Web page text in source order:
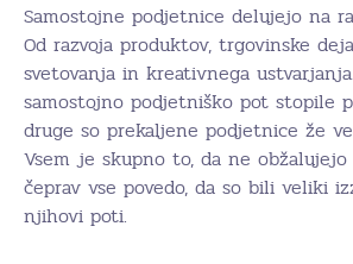
Samostojne podjetnice delujejo na
Od razvoja produktov, trgovinske
svetovanja in kreativnega
samostojno podjetniško pot stopile
druge so prekaljene podjetnice že
Vsem je skupno to, da ne
čeprav vse povedo, da so bili veliki
njihovi poti.